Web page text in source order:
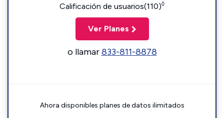
Calificación de usuarios(110)◊
Ver Planes
o llamar833-811-8878
Ahora disponibles planes de datos ilimitados